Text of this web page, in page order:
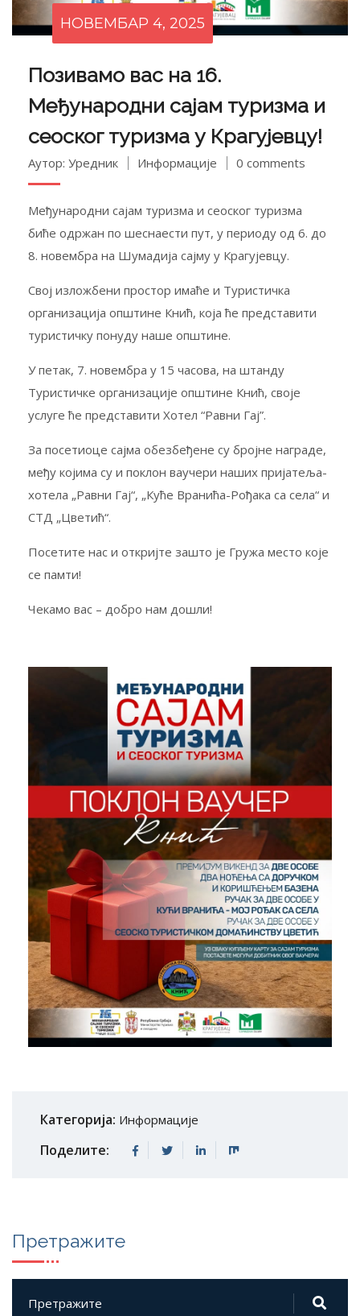
НОВЕМБАР 4, 2025
Позивамо вас на 16.
Међународни сајам туризма и
сеоског туризма у Крагујевцу!
Аутор: Уредник Информације 0 comments
Међународни сајам туризма и сеоског туризма
биће одржан по шеснаести пут, у периоду од 6. до
8. новембра на Шумадија сајму у Крагујевцу.
Свој изложбени простор имаће и Туристичка
организација општине Кнић, која ће представити
туристичку понуду наше општине.
У петак, 7. новембра у 15 часова, на штанду
Туристичке организације општине Кнић, своје
услуге ће представити Хотел “Равни Гај”.
За посетиоце сајма обезбеђене су бројне награде,
међу којима су и поклон ваучери наших пријатеља-
хотела „Равни Гај“, „Куће Вранића-Рођака са села“ и
СТД „Цветић“.
Посетите нас и откријте зашто је Гружа место које
се памти!
Чекамо вас – добро нам дошли!
Категорија: Информације
Поделите:
Претражите